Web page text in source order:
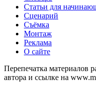
Статьи для
Сценарий
Съёмка
Монтаж
Реклама
О сайте
Перепечатка материалов
автора и ссылке на